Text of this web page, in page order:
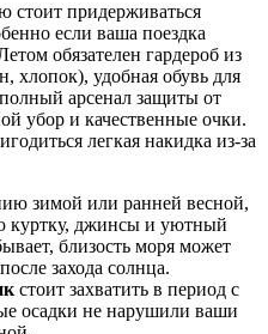
стоит придерживаться
если ваша поездка
обязателен гардероб из
хлопок), удобная обувь для
арсенал защиты от
убор и качественные очки.
легкая накидка из-за
зимой или ранней весной,
куртку, джинсы и уютный
близость моря может
захода солнца.
стоит захватить в период с
осадки не нарушили ваши